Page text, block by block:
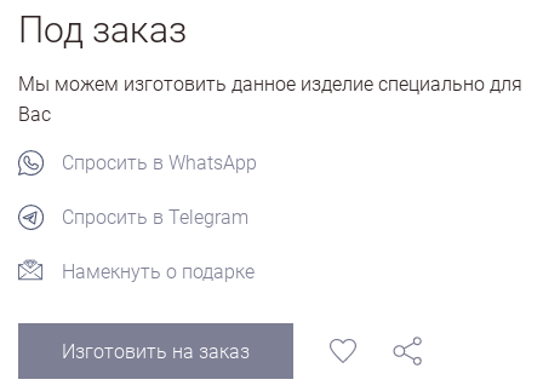
Под заказ
Мы можем изготовить данное изделие специально для
Вас
Спросить в WhatsApp
Спросить в Telegram
Намекнуть о подарке
Изготовить на заказ